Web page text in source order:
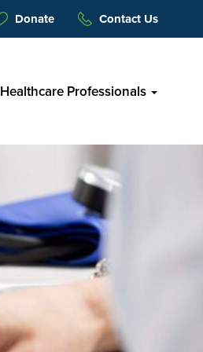
Donate Contact Us
Healthcare Professionals